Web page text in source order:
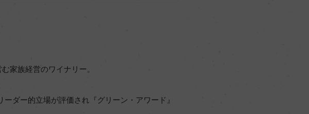
家族経営のワイナリー。
ダー的立場が評価され『グリーン・アワード』